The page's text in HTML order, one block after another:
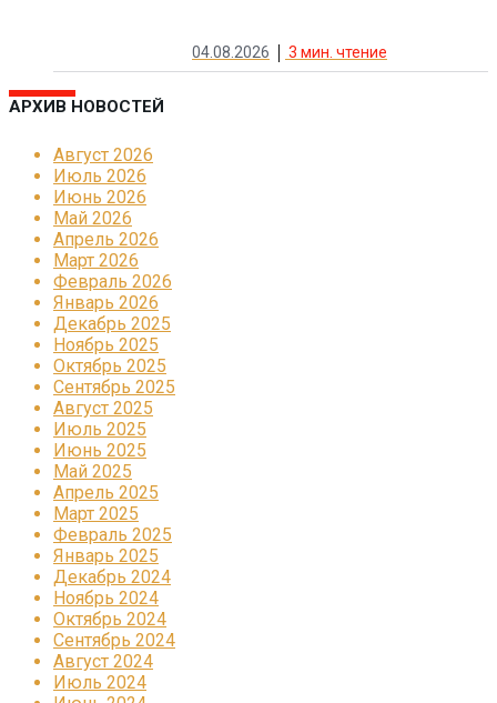
04.08.2026 3 мин. чтение
АРХИВ НОВОСТЕЙ
Август 2026
Июль 2026
Июнь 2026
Май 2026
Апрель 2026
Март 2026
Февраль 2026
Январь 2026
Декабрь 2025
Ноябрь 2025
Октябрь 2025
Сентябрь 2025
Август 2025
Июль 2025
Июнь 2025
Май 2025
Апрель 2025
Март 2025
Февраль 2025
Январь 2025
Декабрь 2024
Ноябрь 2024
Октябрь 2024
Сентябрь 2024
Август 2024
Июль 2024